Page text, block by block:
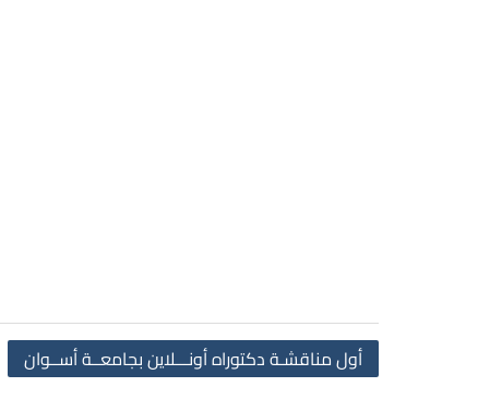
أول مناقشـة دكتوراه أونـــلاين بجامعــة أســوان